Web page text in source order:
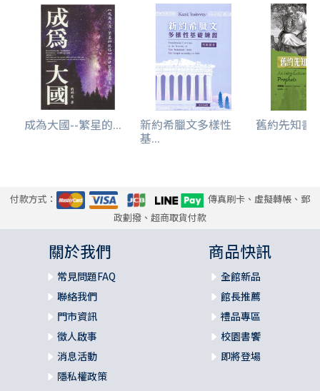
成為大國--繁星的... 新約希臘文多樣性
基...
舊約先知書
付款方式：
傳真刷卡、虛擬轉帳、郵
政劃撥、超商取貨付款
關於我們
常見問題FAQ
聯絡我們
門市資訊
徵人啟事
消息活動
隱私權政策
商品快訊
全館新品
館長推薦
禮品專區
校園書饗
即將登場